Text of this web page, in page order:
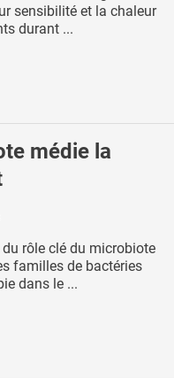
sensibilité et la chaleur
durant ...
médie la
rôle clé du microbiote
familles de bactéries
dans le ...